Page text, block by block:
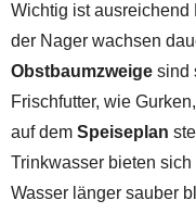
Wichtig ist
der Nager wachsen
Obstbaumzweige sind
Frischfutter, wie
auf dem Speiseplan
Trinkwasser bieten
Wasser länger sauber